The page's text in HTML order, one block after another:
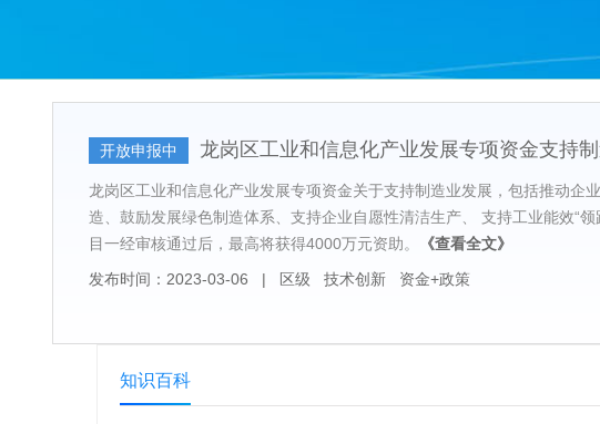
开放申报中 龙岗区工业和信息化产业发展专项资金支持
龙岗区工业和信息化产业发展专项资金关于支持制造业发展，包括推动企
造、鼓励发展绿色制造体系、支持企业自愿性清洁生产、 支持工业能效“
目一经审核通过后，最高将获得4000万元资助。
《查看全文》
发布时间：2023-03-06
| 区级 技术创新 资金+政策
知识百科